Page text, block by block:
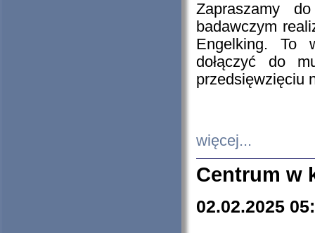
Zapraszamy
badawczym
Engelking. To
dołączyć do
przedsięwzięciu
więcej...
Centrum w
02.02.2025